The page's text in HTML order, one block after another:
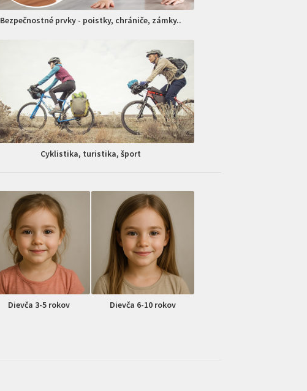
Bezpečnostné prvky - poistky, chrániče, zámky..
Cyklistika, turistika, šport
Dievča 3-5 rokov Dievča 6-10 rokov